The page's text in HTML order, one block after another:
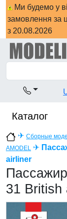
Ми будемо у
замовлення за
з 20.08.2026
Каталог
✈ Сборные
AMODEL ✈
airliner
31 British